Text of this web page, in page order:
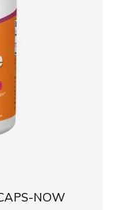
NOW